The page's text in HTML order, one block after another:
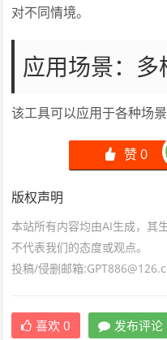
对不同情境。
应用场景：
该工具可以应用于各种场
󰄼 赞0
版权声明
本站所有内容均由AI生成，其
不代表我们的态度或观点。
投稿/侵删邮箱
喜欢 0 发布评论